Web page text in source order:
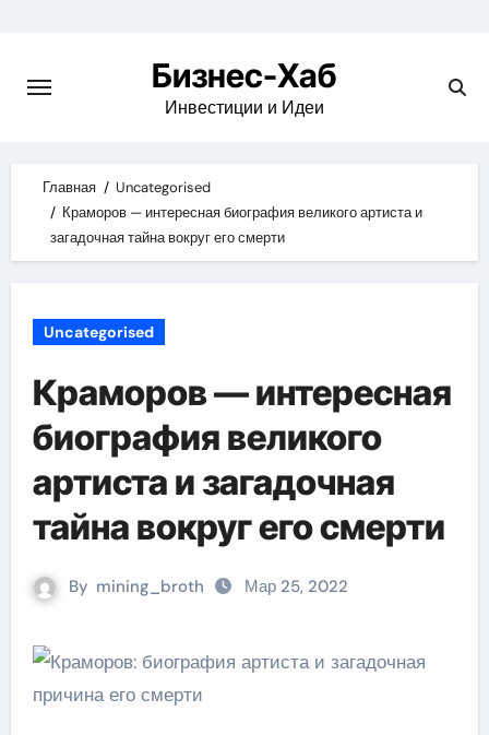
content
Бизнес-Хаб
Инвестиции и Идеи
Главная
Uncategorised
Краморов — интересная биография великого артиста и
загадочная тайна вокруг его смерти
Uncategorised
Краморов — интересная
биография великого
артиста и загадочная
тайна вокруг его смерти
By mining_broth Мар 25, 2022